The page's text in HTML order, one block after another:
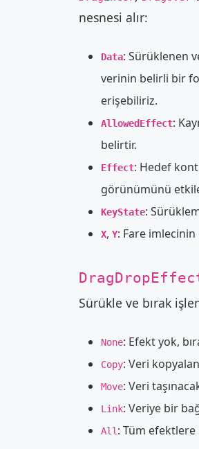
nesnesi alır:
Data: Sürüklenen
verinin belirli bir
erişebiliriz.
AllowedEffect:
belirtir.
Effect: Hedef
görünümünü
KeyState:
X, Y: Fare
Sürükle ve bırak
None: Efekt yok,
Copy: Veri
Move: Veri
Link: Veriye bir
All : Tüm